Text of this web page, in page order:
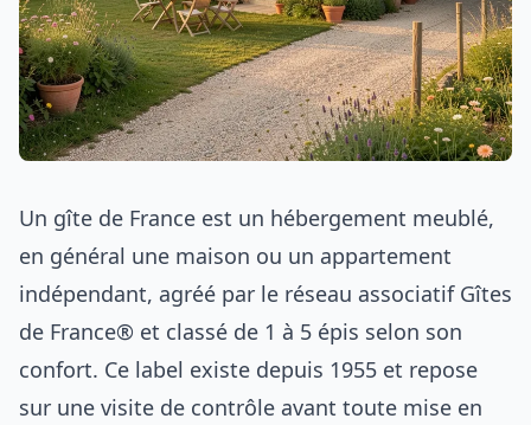
Un gîte de France est un hébergement meublé,
en général une maison ou un appartement
indépendant, agréé par le réseau associatif Gîtes
de France® et classé de 1 à 5 épis selon son
confort. Ce label existe depuis 1955 et repose
sur une visite de contrôle avant toute mise en